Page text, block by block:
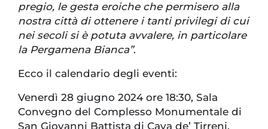
pregio, le gesta eroiche che permisero alla
nostra città di ottenere i tanti privilegi di cui
nei secoli si è potuta avvalere, in particolare
la Pergamena Bianca”.
Ecco il calendario degli eventi:
Venerdì 28 giugno 2024 ore 18:30, Sala
Convegno del Complesso Monumentale di
San Giovanni Battista di Cava de’ Tirreni.